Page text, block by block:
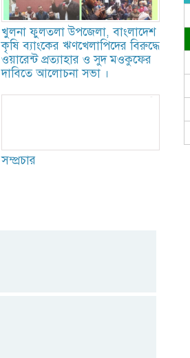
খুলনা ফুলতলা উপজেলা, বাংলাদেশ
কৃষি ব্যাংকের ঋণখেলাপিদের বিরুদ্ধে
ওয়ারেন্ট প্রত্যাহার ও সুদ মওকুফের
দাবিতে আলোচনা সভা ‎।
সম্প্রচার